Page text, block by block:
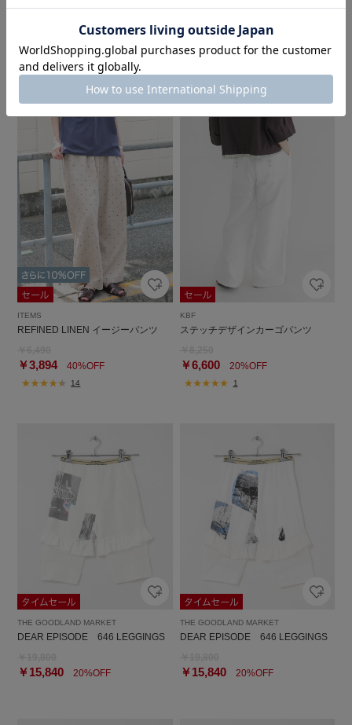
ITEMS
REFINED LINEN イージーパンツ
￥6,490
￥3,894 40%OFF
4
ITEMS
REFINED LINEN イージーパンツ
￥3,894
4
ITEMS
REFINED LINEN イージーパンツ
￥3,89440%OFF
14
KBF
ステッチデザインカーゴパンツ
￥6,60020%OFF
1
THE GOODLAND MARKET
DEAR EPISODE 646 LEGGINGS
￥15,840 20%OFF
THE GOODLAND MARKET
DEAR EPISODE 646 LEGGINGS
￥15,84020%OFF